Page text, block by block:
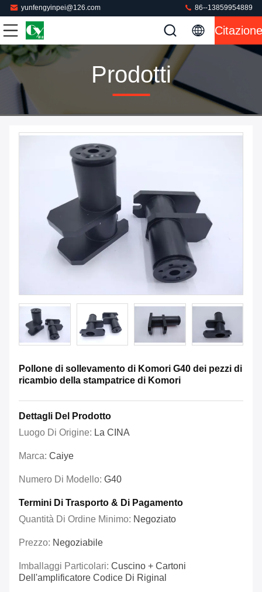
yunfengyinpei@126.com 86--13859954889
Citazione
Prodotti
Pollone di sollevamento di Komori G40 dei pezzi di
ricambio della stampatrice di Komori
Dettagli Del Prodotto
Luogo Di Origine: La CINA
Marca: Caiye
Numero Di Modello: G40
Termini Di Trasporto & Di Pagamento
Quantità Di Ordine Minimo: Negoziato
Prezzo: Negoziabile
Imballaggi Particolari: Cuscino + Cartoni
Dell'amplificatore Codice Di Riginal